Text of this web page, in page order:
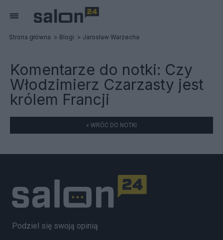
Strona główna Blogi Jarosław Warzecha
Komentarze do notki: Czy
Włodzimierz Czarzasty jest
królem Francji
« WRÓĆ DO NOTKI
Podziel się swoją opinią